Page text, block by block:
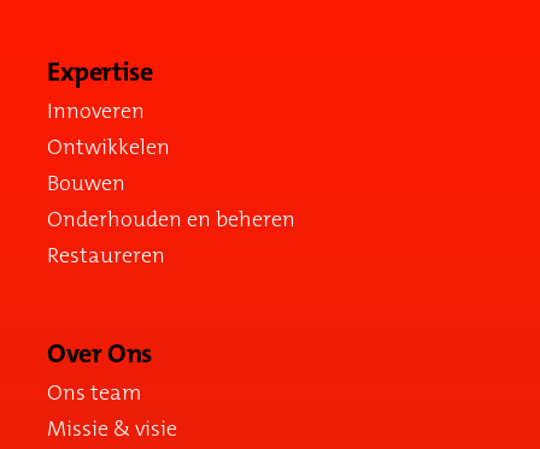
Expertise
Innoveren
Ontwikkelen
Bouwen
Onderhouden en beheren
Restaureren
Over Ons
Ons team
Missie & visie